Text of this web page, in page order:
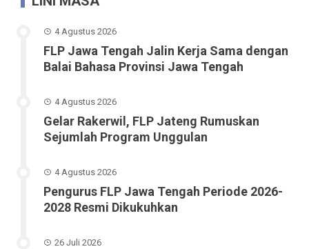
4 Agustus 2026
FLP Jawa Tengah Jalin Kerja Sama dengan
Balai Bahasa Provinsi Jawa Tengah
4 Agustus 2026
Gelar Rakerwil, FLP Jateng Rumuskan
Sejumlah Program Unggulan
4 Agustus 2026
Pengurus FLP Jawa Tengah Periode 2026-
2028 Resmi Dikukuhkan
26 Juli 2026